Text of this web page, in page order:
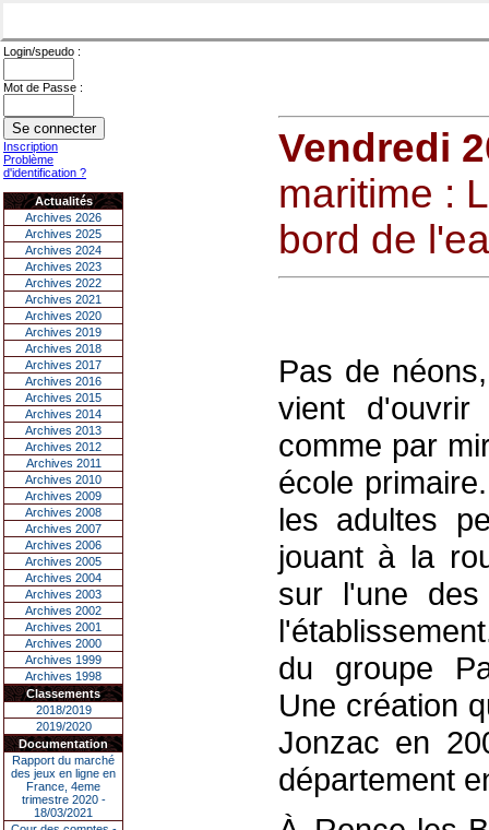
Login/speudo :
Mot de Passe :
Inscription
Problème
d'identification ?
Actualités
Archives 2026
Archives 2025
Archives 2024
Archives 2023
Archives 2022
Archives 2021
Archives 2020
Archives 2019
Archives 2018
Archives 2017
Archives 2016
Archives 2015
Archives 2014
Archives 2013
Archives 2012
Archives 2011
Archives 2010
Archives 2009
Archives 2008
Archives 2007
Archives 2006
Archives 2005
Archives 2004
Archives 2003
Archives 2002
Archives 2001
Archives 2000
Archives 1999
Archives 1998
Classements
2018/2019
2019/2020
Documentation
Rapport du marché
des jeux en ligne en
France, 4eme
trimestre 2020 -
18/03/2021
Vendredi
maritime :
bord de
Pas de
vient d'ouvrir
comme par
école
les adultes
jouant à la
sur l'une
du groupe
Une création
Jonzac en
département